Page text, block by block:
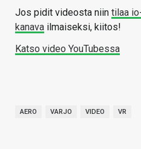
Jos pidit videosta niin tilaa
kanava ilmaiseksi, kiitos!
Katso video YouTubessa
AERO VARJO VIDEO VR